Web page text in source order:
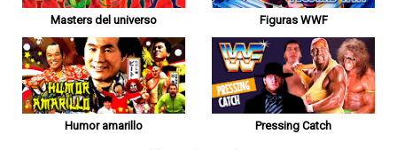
Masters del universo Figuras WWF
Humor amarillo Pressing Catch